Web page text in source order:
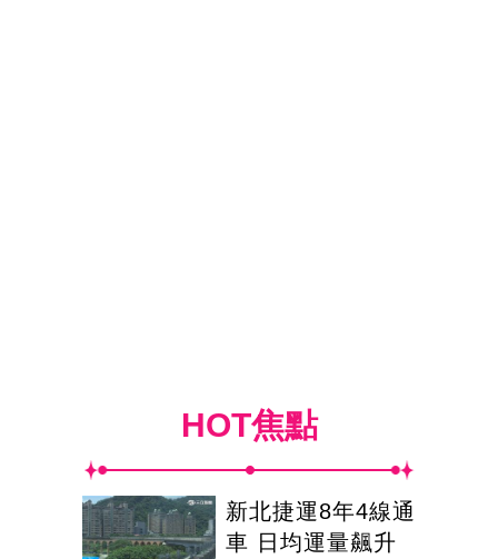
HOT焦點
新北捷運8年4線通
車 日均運量飆升